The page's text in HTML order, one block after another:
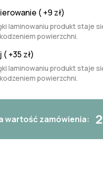
( +9 zł)
laminowaniu produkt staje
powierzchni.
( +35 zł)
laminowaniu produkt staje
powierzchni.
wartość zamówienia: